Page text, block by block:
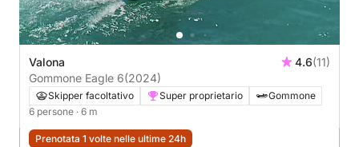
Valona 4.6(11)
Gommone Eagle 6(2024)
Skipper facoltativo Super proprietario
Gommone
6 persone · 6 m
Prenotata 1 volte nelle ultime 24h